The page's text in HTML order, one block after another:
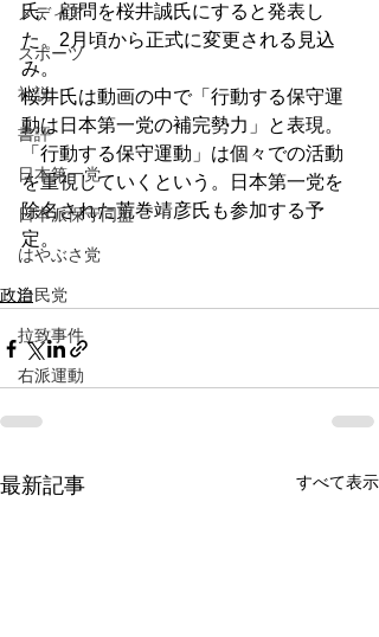
メディア
スポーツ
社説
書評
日本第一党
日本派保守同盟
はやぶさ党
自民党
拉致事件
右派運動
氏、顧問を桜井誠氏にすると発表し
た。2月頃から正式に変更される見込
み。
桜井氏は動画の中で「行動する保守運
動は日本第一党の補完勢力」と表現。
「行動する保守運動」は個々での活動
を重視していくという。日本第一党を
除名された荒巻靖彦氏も参加する予
定。
政治
最新記事 すべて表示